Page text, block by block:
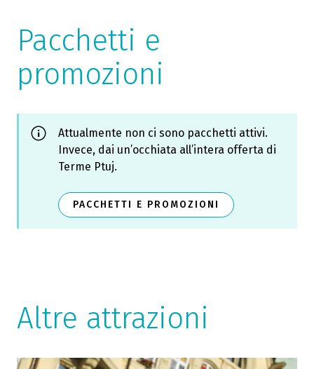
Pacchetti e
promozioni
Attualmente non ci sono pacchetti attivi.
Invece, dai un’occhiata all’intera offerta di
Terme Ptuj.
PACCHETTI E PROMOZIONI
Altre attrazioni